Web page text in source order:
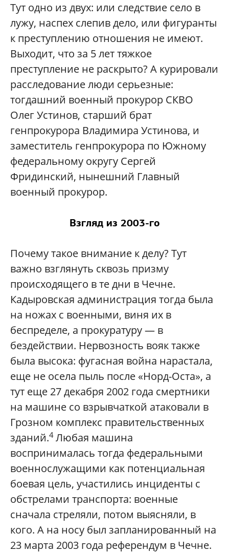
Тут одно из двух: или следствие село в
лужу, наспех слепив дело, или фигуранты
к преступлению отношения не имеют.
Выходит, что за 5 лет тяжкое
преступление не раскрыто? А курировали
расследование люди серьезные:
тогдашний военный прокурор СКВО
Олег Устинов, старший брат
генпрокурора Владимира Устинова, и
заместитель генпрокурора по Южному
федеральному округу Сергей
Фридинский, нынешний Главный
военный прокурор.
Взгляд из 2003-го
Почему такое внимание к делу? Тут
важно взглянуть сквозь призму
происходящего в те дни в Чечне.
Кадыровская администрация тогда была
на ножах с военными, виня их в
беспределе, а прокуратуру — в
бездействии. Нервозность вояк также
была высока: фугасная война нарастала,
еще не осела пыль после «Норд-Оста», а
тут еще 27 декабря 2002 года смертники
на машине со взрывчаткой атаковали в
Грозном комплекс правительственных
зданий.4 Любая машина
воспринималась тогда федеральными
военнослужащими как потенциальная
боевая цель, участились инциденты с
обстрелами транспорта: военные
сначала стреляли, потом выясняли, в
кого. А на носу был запланированный на
23 марта 2003 года референдум в Чечне.